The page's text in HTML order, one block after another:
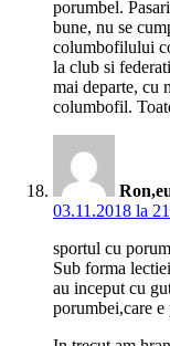
porumbel.
bune, nu se
columbofilului
la club si
mai departe, cu
columbofil.
03.11.2018 la
sportul cu
Sub forma
au inceput cu
porumbei,care e